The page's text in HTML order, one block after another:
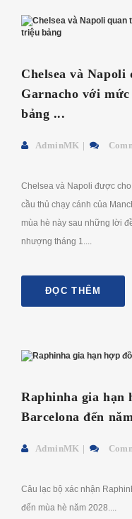
Chelsea và Napoli
Garnacho với
bảng ...
AdminMK
Chelsea và Napoli được
cầu thủ chạy cánh của
mùa hè này sau những lời
nhượng tháng 1....
ĐỌC THÊM
Raphinha gia hạn
Barcelona đến
AdminMK
Câu lạc bộ xác nhận
đến mùa hè năm 2028....